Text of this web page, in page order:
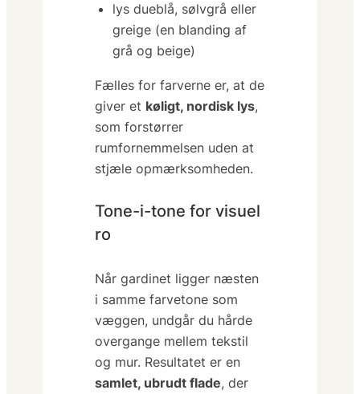
lys dueblå, sølvgrå eller
greige (en blanding af
grå og beige)
Fælles for farverne er, at de
giver et køligt, nordisk lys,
som forstørrer
rumfornemmelsen uden at
stjæle opmærksomheden.
Tone-i-tone for visuel
ro
Når gardinet ligger næsten
i samme farvetone som
væggen, undgår du hårde
overgange mellem tekstil
og mur. Resultatet er en
samlet, ubrudt flade, der